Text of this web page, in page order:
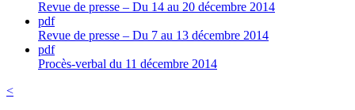
Revue de presse – Du 14 au 20 décembre 2014
pdf
Revue de presse – Du 7 au 13 décembre 2014
pdf
Procès-verbal du 11 décembre 2014
<